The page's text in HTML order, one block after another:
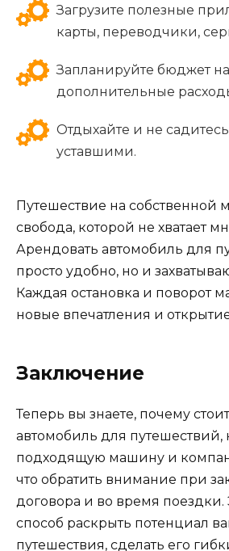
Загрузите полезные
карты, переводчики,
Запланируйте бюджет
дополнительные
Отдыхайте и не
уставшими.
Путешествие на собственной
свобода, которой не хватает
Арендовать автомобиль для
просто удобно, но и
Каждая остановка и поворот
новые впечатления и
Заключение
Теперь вы знаете, почему
автомобиль для путешествий,
подходящую машину и
что обратить внимание при
договора и во время поездки.
способ раскрыть потенциал
путешествия, сделать его